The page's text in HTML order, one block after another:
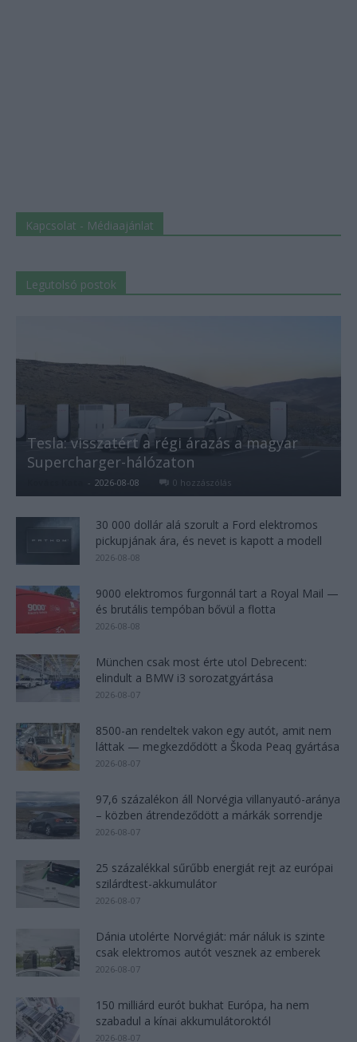
Kapcsolat - Médiaajánlat
Legutolsó postok
Tesla: visszatért a régi árazás a magyar
Supercharger-hálózaton
- 2026-08-08 0 hozzászólás
30 000 dollár alá szorult a Ford elektromos
pickupjának ára, és nevet is kapott a modell
2026-08-08
9000 elektromos furgonnál tart a Royal Mail —
és brutális tempóban bővül a flotta
2026-08-08
München csak most érte utol Debrecent:
elindult a BMW i3 sorozatgyártása
2026-08-07
8500-an rendeltek vakon egy autót, amit nem
láttak — megkezdődött a Škoda Peaq gyártása
2026-08-07
97,6 százalékon áll Norvégia villanyautó-aránya
– közben átrendeződött a márkák sorrendje
2026-08-07
25 százalékkal sűrűbb energiát rejt az európai
szilárdtest-akkumulátor
2026-08-07
Dánia utolérte Norvégiát: már náluk is szinte
csak elektromos autót vesznek az emberek
2026-08-07
150 milliárd eurót bukhat Európa, ha nem
szabadul a kínai akkumulátoroktól
2026-08-07